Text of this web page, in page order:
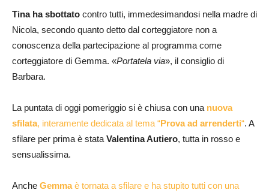
Tina ha sbottato contro tutti, immedesimandosi nella madre di
Nicola, secondo quanto detto dal corteggiatore non a
conoscenza della partecipazione al programma come
corteggiatore di Gemma. «Portatela via», il consiglio di
Barbara.
La puntata di oggi pomeriggio si è chiusa con una nuova
sfilata, interamente dedicata al tema “Prova ad arrenderti“. A
sfilare per prima è stata Valentina Autiero, tutta in rosso e
sensualissima.
Anche Gemmaè tornata a sfilare e ha stupito tutti con una